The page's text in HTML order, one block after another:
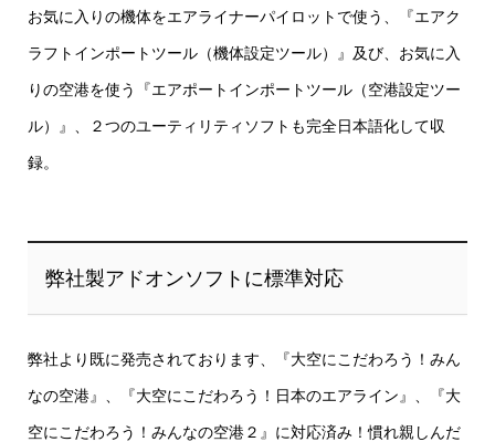
お気に入りの機体をエアライナーパイロットで使う、『エアク
ラフトインポートツール（機体設定ツール）』及び、お気に入
りの空港を使う『エアポートインポートツール（空港設定ツー
ル）』、２つのユーティリティソフトも完全日本語化して収
録。
弊社製アドオンソフトに標準対応
弊社より既に発売されております、『大空にこだわろう！みん
なの空港』、『大空にこだわろう！日本のエアライン』、『大
空にこだわろう！みんなの空港２』に対応済み！慣れ親しんだ